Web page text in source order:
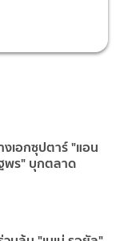
เอกซุปตาร์ "แอน
พร" บุกตลาด